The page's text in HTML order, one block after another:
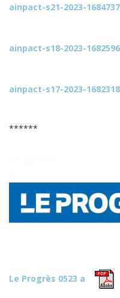
ainpact-s21-2023-
ainpact-s18-2023-
ainpact-s17-2023-
******
Le Progrès 0523 a